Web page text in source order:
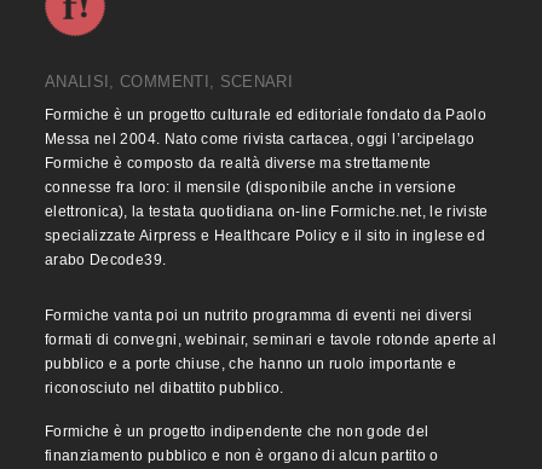
ANALISI, COMMENTI, SCENARI
Formiche è un progetto culturale ed editoriale fondato da Paolo
Messa nel 2004. Nato come rivista cartacea, oggi l’arcipelago
Formiche è composto da realtà diverse ma strettamente
connesse fra loro: il mensile (disponibile anche in versione
elettronica), la testata quotidiana on-line Formiche.net, le riviste
specializzate Airpress e Healthcare Policy e il sito in inglese ed
arabo Decode39.
Formiche vanta poi un nutrito programma di eventi nei diversi
formati di convegni, webinair, seminari e tavole rotonde aperte al
pubblico e a porte chiuse, che hanno un ruolo importante e
riconosciuto nel dibattito pubblico.
Formiche è un progetto indipendente che non gode del
finanziamento pubblico e non è organo di alcun partito o